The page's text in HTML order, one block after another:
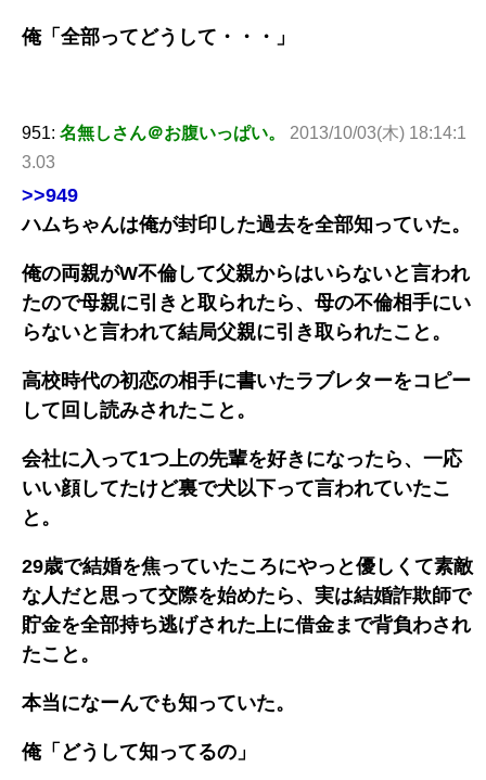
俺「全部ってどうして・・・」
951: 名無しさん＠お腹いっぱい。
2013/10/03(木) 18:14:1
3.03
>>949
ハムちゃんは俺が封印した過去を全部知っていた。
俺の両親がW不倫して父親からはいらないと言われ
たので母親に引きと取られたら、母の不倫相手にい
らないと言われて結局父親に引き取られたこと。
高校時代の初恋の相手に書いたラブレターをコピー
して回し読みされたこと。
会社に入って1つ上の先輩を好きになったら、一応
いい顔してたけど裏で犬以下って言われていたこ
と。
29歳で結婚を焦っていたころにやっと優しくて素敵
な人だと思って交際を始めたら、実は結婚詐欺師で
貯金を全部持ち逃げされた上に借金まで背負わされ
たこと。
本当になーんでも知っていた。
俺「どうして知ってるの」